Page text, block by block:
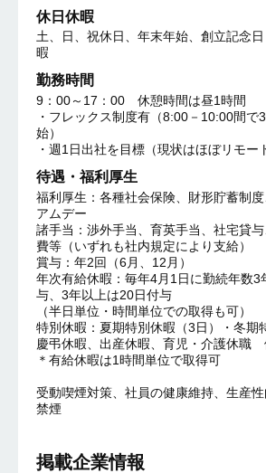
休日休暇
土、日、祝休日、年末年始、創立記念
暇
勤務時間
9：00～17：00 休憩時間は昼1時間
・フレックス制度有（8:00－10:00間で
始）
・週1日出社を目標（現状はほぼリモー
待遇・福利厚生
福利厚生：各種社会保険、財形貯蓄制
アムデー
諸手当：渉外手当、育英手当、社宅貸
費等（いずれも社内規定により支給）
賞与：年2回（6月、12月）
年次有給休暇：毎年4月1日に勤続年数3
与、3年以上は20日付与
（半日単位・時間単位での取得も可）
特別休暇：夏期特別休暇（3日）・冬期
慶弔休暇、出産休暇、育児・介護休
＊有給休暇は1時間単位で取得可
受動喫煙対策、社員の健康維持、生産
禁煙
掲載企業情報